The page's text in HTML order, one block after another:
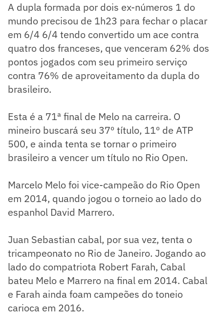
A dupla formada por dois ex-números 1 do
mundo precisou de 1h23 para fechar o placar
em 6/4 6/4 tendo convertido um ace contra
quatro dos franceses, que venceram 62% dos
pontos jogados com seu primeiro serviço
contra 76% de aproveitamento da dupla do
brasileiro.
Esta é a 71ª final de Melo na carreira. O
mineiro buscará seu 37º título, 11º de ATP
500, e ainda tenta se tornar o primeiro
brasileiro a vencer um título no Rio Open.
Marcelo Melo foi vice-campeão do Rio Open
em 2014, quando jogou o torneio ao lado do
espanhol David Marrero.
Juan Sebastian cabal, por sua vez, tenta o
tricampeonato no Rio de Janeiro. Jogando ao
lado do compatriota Robert Farah, Cabal
bateu Melo e Marrero na final em 2014. Cabal
e Farah ainda foam campeões do toneio
carioca em 2016.